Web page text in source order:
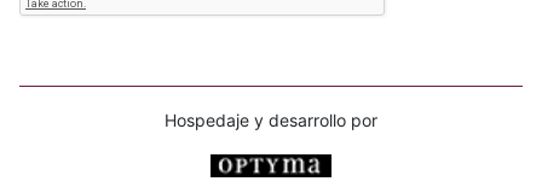
Hospedaje y desarrollo por